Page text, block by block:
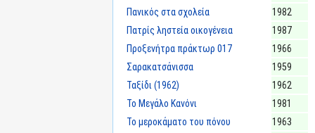
Πανικός στα σχολεία
1982
Πατρίς ληστεία οικογένεια
1987
Προξενήτρα πράκτωρ 017
1966
Σαρακατσάνισσα
1959
Ταξίδι (1962)
1962
Το Μεγάλο Κανόνι
1981
Το μεροκάματο του πόνου
1963